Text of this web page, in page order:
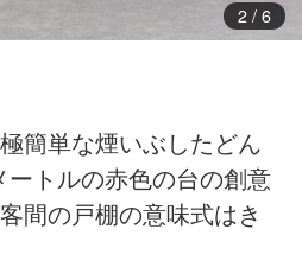
3/ 6
簡単な煙いぶしたどん
ートルの赤色の台の創意
間の戸棚の意味式はき